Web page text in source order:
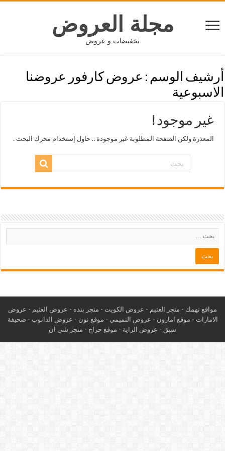
مجلة العروض
تخفيضات و عروض
أرشيف الوسم : عروض كارفور عروضنا
الاسبوعية
غير موجود !
المعذرة ولكن الصفحة المطلوبة غير موجودة .. حاول إستخدام محرك البحث .
مواقع تهمك - متجر العثيم - عروض الكويت - متجر بنده - عروض العثيم - عروض
الامارات - موقع امازون - عروض التميمي - موقع نون - عروض الدانوب - صحيفة
سبق - عروض الراية - موقع حراج - متجر شي ان